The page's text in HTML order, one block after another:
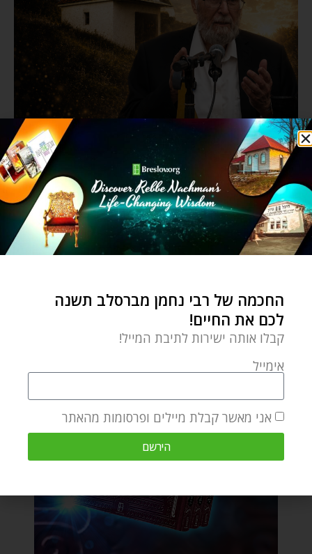
החכמה של רבי נחמן מברסלב תשנה
לכם את החיים!
קבלו אותה ישירות לתיבת המייל!
אימייל
אני מאשר קבלת מיילים ופרסומות מהאתר
הירשם